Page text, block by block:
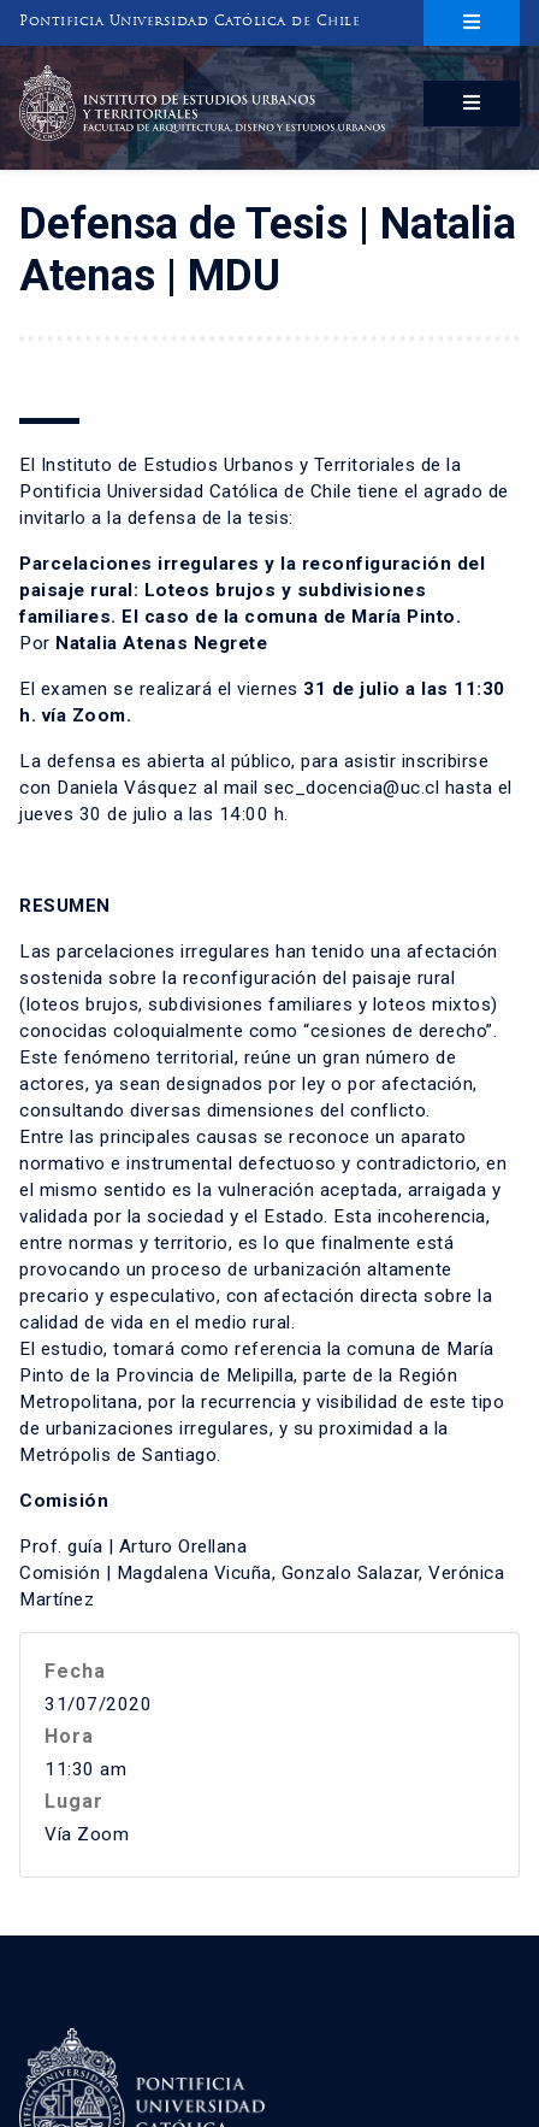
Pontificia Universidad Católica de Chile
INSTITUTO DE ESTUDIOS URBANOS
Y TERRITORIALES
FACULTAD DE ARQUITECTURA, DISEÑO Y ESTUDIOS URBANOS
Defensa de Tesis | Natalia
Atenas | MDU
El Instituto de Estudios Urbanos y Territoriales de la
Pontificia Universidad Católica de Chile tiene el agrado de
invitarlo a la defensa de la tesis:
Parcelaciones irregulares y la reconfiguración del
paisaje rural: Loteos brujos y subdivisiones
familiares. El caso de la comuna de María Pinto.
Por Natalia Atenas Negrete
El examen se realizará el viernes 31 de julio a las 11:30
h. vía Zoom.
La defensa es abierta al público, para asistir inscribirse
con Daniela Vásquez al mail sec_docencia@uc.cl hasta el
jueves 30 de julio a las 14:00 h.
RESUMEN
Las parcelaciones irregulares han tenido una afectación
sostenida sobre la reconfiguración del paisaje rural
(loteos brujos, subdivisiones familiares y loteos mixtos)
conocidas coloquialmente como “cesiones de derecho”.
Este fenómeno territorial, reúne un gran número de
actores, ya sean designados por ley o por afectación,
consultando diversas dimensiones del conflicto.
Entre las principales causas se reconoce un aparato
normativo e instrumental defectuoso y contradictorio, en
el mismo sentido es la vulneración aceptada, arraigada y
validada por la sociedad y el Estado. Esta incoherencia,
entre normas y territorio, es lo que finalmente está
provocando un proceso de urbanización altamente
precario y especulativo, con afectación directa sobre la
calidad de vida en el medio rural.
El estudio, tomará como referencia la comuna de María
Pinto de la Provincia de Melipilla, parte de la Región
Metropolitana, por la recurrencia y visibilidad de este tipo
de urbanizaciones irregulares, y su proximidad a la
Metrópolis de Santiago.
Comisión
Prof. guía | Arturo Orellana
Comisión | Magdalena Vicuña, Gonzalo Salazar, Verónica
Martínez
Fecha
31/07/2020
Hora
11:30 am
Lugar
Vía Zoom